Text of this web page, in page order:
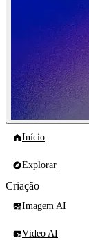
Início
Explorar
Criação
Imagem AI
Vídeo AI